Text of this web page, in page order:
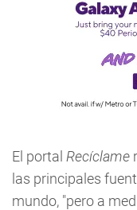
El portal Recíclame
las principales
mundo, "pero a